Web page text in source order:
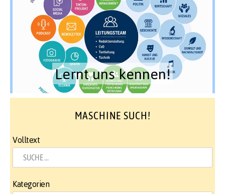
Lernt uns kennen!
MASCHINE SUCH!
Volltext
Kategorien